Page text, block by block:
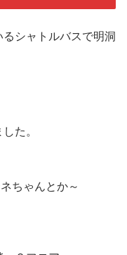
シャトルバスで明洞
た。
ネちゃんとか～